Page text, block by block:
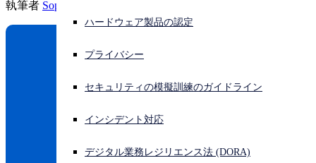
サイバー攻撃を受けている場合、連絡先はこちら
ハードウェア製品の認定
プライバシー
セキュリティの模擬訓練のガイドライン
インシデント対応
デジタル業務レジリエンス法 (DORA)
執筆者 Sophos